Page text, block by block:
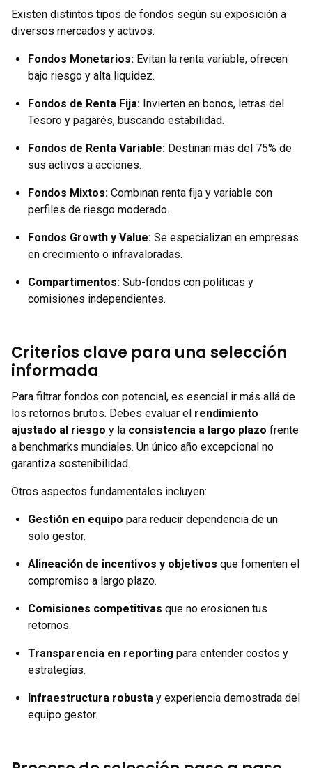
Existen distintos tipos de fondos según su exposición a
diversos mercados y activos:
Fondos Monetarios: Evitan la renta variable, ofrecen
bajo riesgo y alta liquidez.
Fondos de Renta Fija: Invierten en bonos, letras del
Tesoro y pagarés, buscando estabilidad.
Fondos de Renta Variable: Destinan más del 75% de
sus activos a acciones.
Fondos Mixtos: Combinan renta fija y variable con
perfiles de riesgo moderado.
Fondos Growth y Value: Se especializan en empresas
en crecimiento o infravaloradas.
Compartimentos: Sub-fondos con políticas y
comisiones independientes.
Criterios clave para una selección
informada
Para filtrar fondos con potencial, es esencial ir más allá de
los retornos brutos. Debes evaluar el rendimiento
ajustado al riesgo y la consistencia a largo plazo frente
a benchmarks mundiales. Un único año excepcional no
garantiza sostenibilidad.
Otros aspectos fundamentales incluyen:
Gestión en equipo para reducir dependencia de un
solo gestor.
Alineación de incentivos y objetivos que fomenten el
compromiso a largo plazo.
Comisiones competitivas que no erosionen tus
retornos.
Transparencia en reporting para entender costos y
estrategias.
Infraestructura robusta y experiencia demostrada del
equipo gestor.